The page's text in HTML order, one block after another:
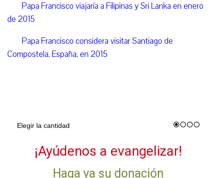
Papa Francisco viajaría a Filipinas y Sri Lanka en enero
de 2015
Papa Francisco considera visitar Santiago de
Compostela, España, en 2015